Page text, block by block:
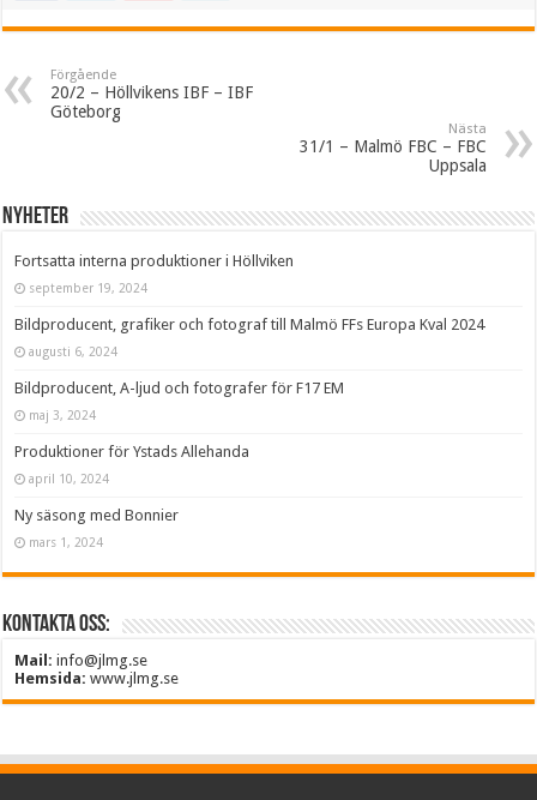
Förgående
20/2 – Höllvikens IBF – IBF
Göteborg
Nästa
31/1 – Malmö FBC – FBC
Uppsala
Nyheter
Fortsatta interna produktioner i Höllviken
september 19, 2024
Bildproducent, grafiker och fotograf till Malmö FFs Europa Kval 2024
augusti 6, 2024
Bildproducent, A-ljud och fotografer för F17 EM
maj 3, 2024
Produktioner för Ystads Allehanda
april 10, 2024
Ny säsong med Bonnier
mars 1, 2024
Kontakta oss:
Mail: info@jlmg.se
Hemsida: www.jlmg.se